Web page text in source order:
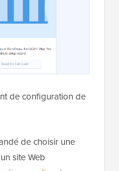
de configuration de
de choisir une
site Web